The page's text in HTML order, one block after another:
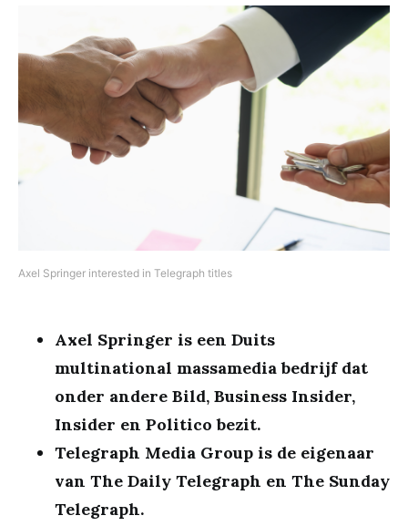
Axel Springer interested in Telegraph titles
Axel Springer is een Duits
multinational massamedia bedrijf dat
onder andere Bild, Business Insider,
Insider en Politico bezit.
Telegraph Media Group is de eigenaar
van The Daily Telegraph en The Sunday
Telegraph.